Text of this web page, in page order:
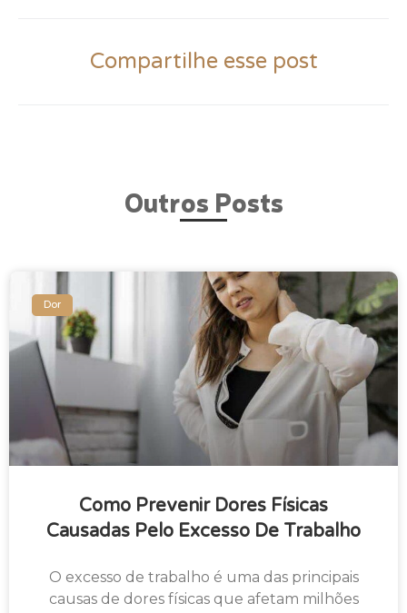
Compartilhe esse post
Outros Posts
Dor
Como Prevenir Dores Físicas
Causadas Pelo Excesso De Trabalho
O excesso de trabalho é uma das principais
causas de dores físicas que afetam milhões